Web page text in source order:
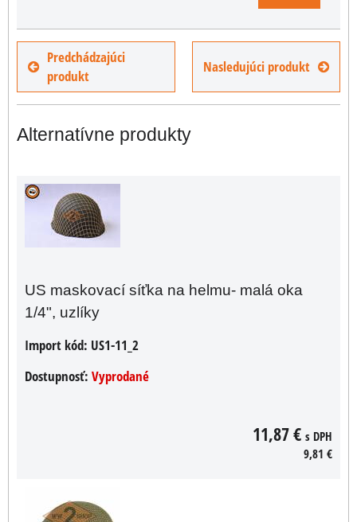
Predchádzajúci
produkt
Nasledujúci produkt
Alternatívne produkty
US maskovací síťka na helmu- malá oka
1/4", uzlíky
Import kód: US1-11_2
Dostupnosť: Vyprodané
11,87 € s DPH
9,81 €